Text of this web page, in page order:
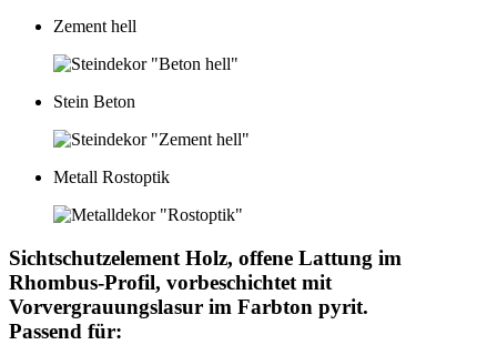
Zement hell
Stein Beton
Metall Rostoptik
Sichtschutzelement Holz, offene Lattung im
Rhombus-Profil, vorbeschichtet mit
Vorvergrauungslasur im Farbton pyrit.
Passend für: